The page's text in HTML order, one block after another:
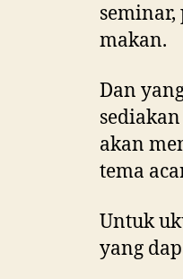
makan.
Dan
akan
tema
Untuk
yang